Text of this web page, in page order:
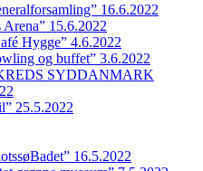
16.6.2022
15.6.2022
Hygge” 4.6.2022
og buffet” 3.6.2022
SYDDANMARK
25.5.2022
16.5.2022